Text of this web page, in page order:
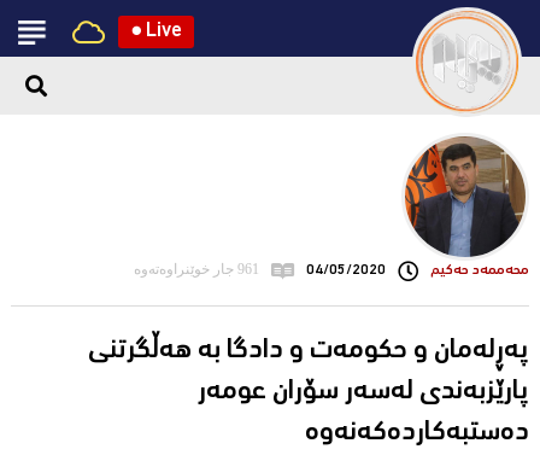
● Live
محه‌ممه‌د حه‌كیم 04/05/2020 961 جار خوێنراوەتەوە
پەڕلەمان و حکومەت و دادگا بە ھەڵگرتنی
پارێزبەندی لەسەر سۆران عومەر
دەستبەکاردەکەنەوە